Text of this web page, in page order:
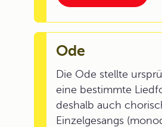
Ode
Die Ode stellte
eine bestimmte
deshalb auch
Einzelgesangs